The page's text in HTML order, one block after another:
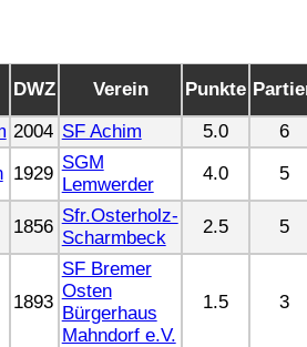
DWZ Verein Punkte
2004 SF Achim 5.0
6
1929
SGM
Lemwerder
4.0 5
1856
Sfr.Osterholz-
Scharmbeck
2.5 5
1893
SF Bremer
Osten
Bürgerhaus
Mahndorf e.V.
1.5 3